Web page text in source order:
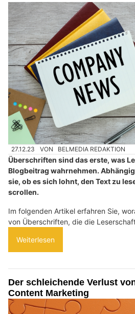
27.12.23 VON BELMEDIA REDAKTION
Überschriften sind das erste, was
Blogbeitrag wahrnehmen.
sie, ob es sich lohnt, den Text zu
scrollen.
Im folgenden Artikel erfahren Sie,
von Überschriften, die die
Weiterlesen
Der schleichende Verlust
Content Marketing